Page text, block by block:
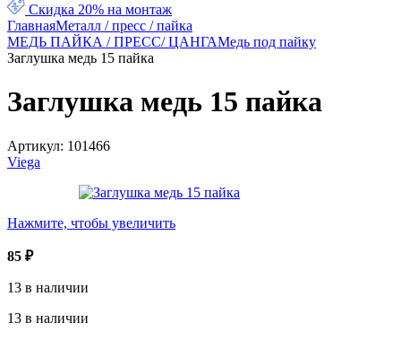
Скидка 20% на монтаж
ГлавнаяМеталл / пресс / пайка
МЕДЬ ПАЙКА / ПРЕСС/ ЦАНГАМедь под пайку
Заглушка медь 15 пайка
Заглушка медь 15 пайка
Артикул: 101466
Viega
Нажмите, чтобы увеличить
85 ₽
13 в наличии
13 в наличии